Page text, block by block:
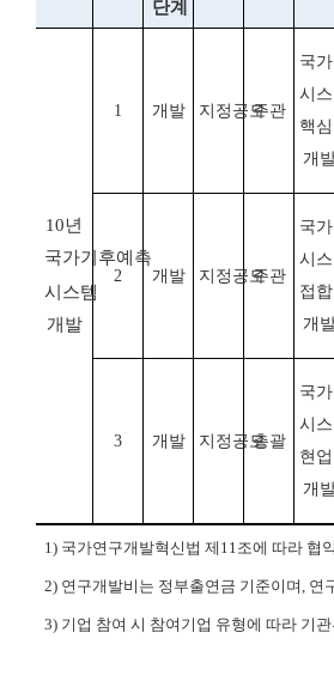
단계
10년
국가기후예측
시스템
개발
1 개발 지정공모주관
국
시스
핵
개
2 개발 지정공모주관
국
시스
접
개
3 개발 지정공모총괄
국
시스
현
개
1) 국가연구개발혁신법 제 11조에 따라 협
2) 연구개발비는 정부출연금 기준이며, 연
3) 기업 참여 시 참여기업 유형에 따라 기